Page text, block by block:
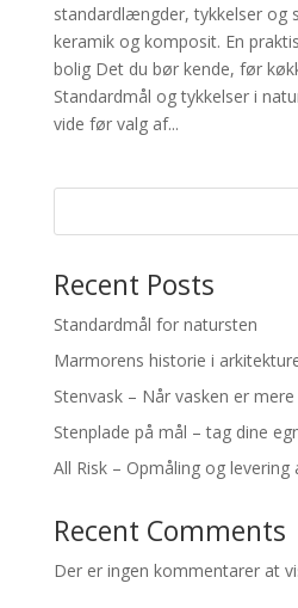
standardlængder, tykkelser og
keramik og komposit. En
bolig Det du bør kende, før
Standardmål og tykkelser i
vide før valg af...
Recent Posts
Standardmål for natursten
Marmorens historie i
Stenvask – Når vasken er
Stenplade på mål – tag dine
All Risk – Opmåling og
Recent Comments
Der er ingen kommentarer at